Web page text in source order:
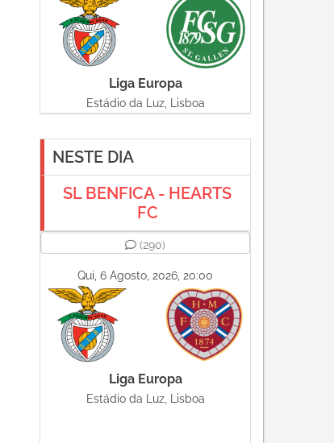
Liga Europa
Estádio da Luz, Lisboa
NESTE DIA
SL BENFICA - HEARTS
FC
(290)
Qui, 6 Agosto, 2026, 20:00
Liga Europa
Estádio da Luz, Lisboa